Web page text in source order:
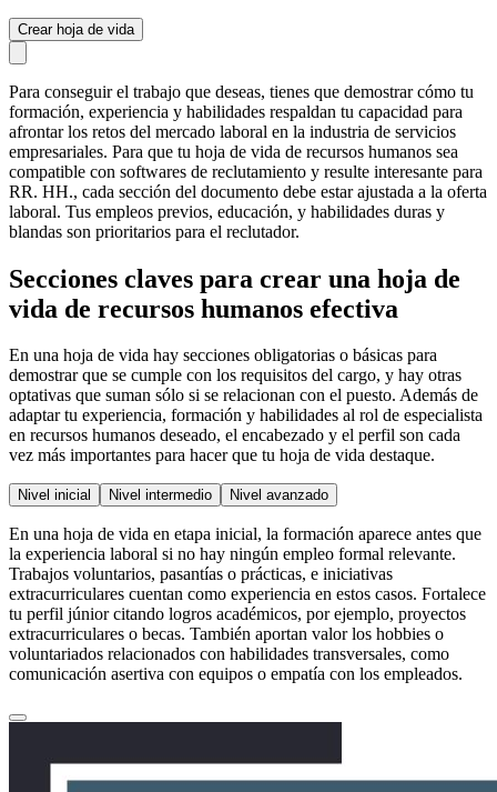
Crear hoja de vida
Para conseguir el trabajo que deseas, tienes que demostrar cómo tu
formación, experiencia y habilidades respaldan tu capacidad para
afrontar los retos del mercado laboral en la industria de servicios
empresariales. Para que tu hoja de vida de recursos humanos sea
compatible con softwares de reclutamiento y resulte interesante para
RR. HH., cada sección del documento debe estar ajustada a la oferta
laboral. Tus empleos previos, educación, y habilidades duras y
blandas son prioritarios para el reclutador.
Secciones claves para crear una hoja de
vida de recursos humanos efectiva
En una hoja de vida hay secciones obligatorias o básicas para
demostrar que se cumple con los requisitos del cargo, y hay otras
optativas que suman sólo si se relacionan con el puesto. Además de
adaptar tu experiencia, formación y habilidades al rol de especialista
en recursos humanos deseado, el encabezado y el perfil son cada
vez más importantes para hacer que tu hoja de vida destaque.
Nivel inicial Nivel intermedio Nivel avanzado
En una hoja de vida en etapa inicial, la formación aparece antes que
la experiencia laboral si no hay ningún empleo formal relevante.
Trabajos voluntarios, pasantías o prácticas, e iniciativas
extracurriculares cuentan como experiencia en estos casos. Fortalece
tu perfil júnior citando logros académicos, por ejemplo, proyectos
extracurriculares o becas. También aportan valor los hobbies o
voluntariados relacionados con habilidades transversales, como
comunicación asertiva con equipos o empatía con los empleados.